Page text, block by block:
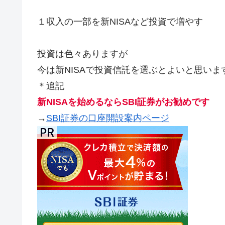
１収入の一部を新NISAなど投資で増やす
投資は色々ありますが
今は新NISAで投資信託を選ぶとよいと思いま
＊追記
新NISAを始めるならSBI証券がお勧めです
→ SBI証券の口座開設案内ページ